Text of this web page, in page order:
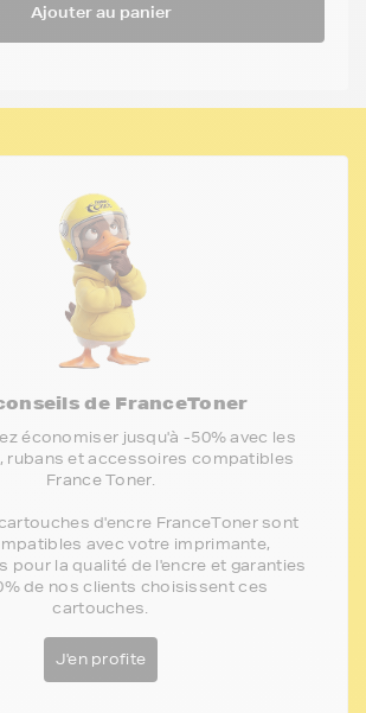
Ajouter au panier
de FranceToner
économiser jusqu'à -50% avec les
rubans et accessoires compatibles
France Toner.
d'encre FranceToner sont
avec votre imprimante,
pour la qualité de l'encre et garanties
de nos clients choisissent ces
cartouches.
J'en profite